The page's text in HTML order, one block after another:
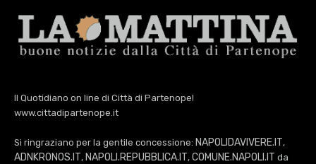
Il Quotidiano on line di Città di Partenope!
www.cittadipartenope.it
Si ringraziano per la gentile concessione: NAPOLIDAVIVERE.IT,
ADNKRONOS.IT, NAPOLI.REPUBBLICA.IT, COMUNE.NAPOLI.IT da